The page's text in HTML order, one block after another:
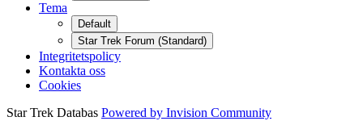
Tema
Default
Star Trek Forum (Standard)
Integritetspolicy
Kontakta oss
Cookies
Star Trek Databas Powered by Invision Community